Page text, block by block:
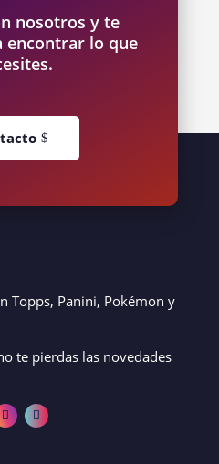
nosotros y te
encontrar lo que
Topps, Panini, Pokémon y
te pierdas las novedades